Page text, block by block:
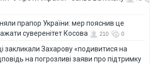
прапор України: мер пояснив це
суверенітет Косова
210 0
закликали Захарову «подивитися на
на погрозливі заяви про підтримку